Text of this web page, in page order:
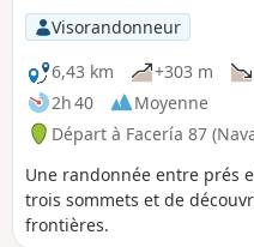
Visorandonneur
6,43 km
+303 m
2h 40
Moyenne
Départ à Facería 87
Une randonnée entre prés
trois sommets et de
frontières.